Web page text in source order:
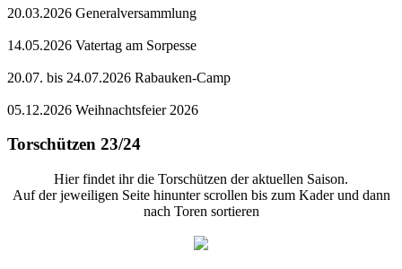
20.03.2026 Generalversammlung
14.05.2026 Vatertag am Sorpesse
20.07. bis 24.07.2026 Rabauken-Camp
05.12.2026 Weihnachtsfeier 2026
Torschützen 23/24
Hier findet ihr die Torschützen der aktuellen Saison.
Auf der jeweiligen Seite hinunter scrollen bis zum Kader und dann
nach Toren sortieren